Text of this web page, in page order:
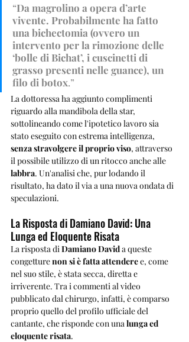
“Da magrolino a opera d’arte
vivente. Probabilmente ha fatto
una bichectomia (ovvero un
intervento per la rimozione delle
‘bolle di Bichat’, i cuscinetti di
grasso presenti nelle guance), un
filo di botox.”
La dottoressa ha aggiunto complimenti
riguardo alla mandibola della star,
sottolineando come l'ipotetico lavoro sia
stato eseguito con estrema intelligenza,
senza stravolgere il proprio viso, attraverso
il possibile utilizzo di un ritocco anche alle
labbra. Un'analisi che, pur lodando il
risultato, ha dato il via a una nuova ondata di
speculazioni.
La Risposta di Damiano David: Una
Lunga ed Eloquente Risata
La risposta di Damiano David a queste
congetture non si è fatta attendere e, come
nel suo stile, è stata secca, diretta e
irriverente. Tra i commenti al video
pubblicato dal chirurgo, infatti, è comparso
proprio quello del profilo ufficiale del
cantante, che risponde con una lunga ed
eloquente risata.